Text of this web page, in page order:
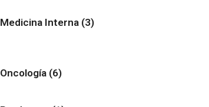
Medicina Interna (3)
Oncología (6)